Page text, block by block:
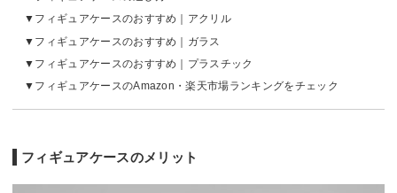
フィギュアケースのおすすめ｜アクリル
フィギュアケースのおすすめ｜ガラス
フィギュアケースのおすすめ｜プラスチック
フィギュアケースのAmazon・楽天市場ランキングをチェック
フィギュアケースのメリット